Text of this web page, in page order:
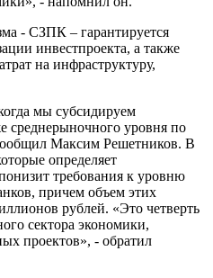
- СЗПК – гарантируется
инвестпроекта, а также
на инфраструктуру,
мы субсидируем
среднерыночного уровня по
Максим Решетников. В
определяет
требования к уровню
причем объем этих
рублей. «Это четверть
сектора экономики,
проектов», - обратил